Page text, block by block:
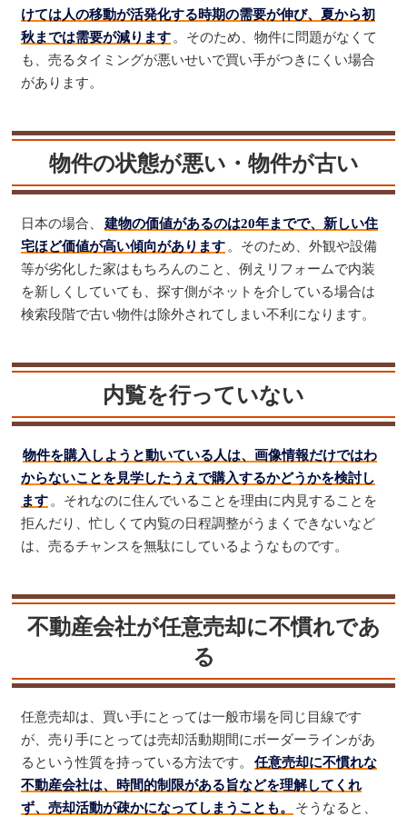
けては人の移動が活発化する時期の需要が伸び、夏から初
秋までは需要が減ります 。そのため、物件に問題がなくて
も、売るタイミングが悪いせいで買い手がつきにくい場合
があります。
物件の状態が悪い・物件が古い
日本の場合、
建物の価値があるのは20年までで、新しい住
宅ほど価値が高い傾向があります 。そのため、外観や設備
等が劣化した家はもちろんのこと、例えリフォームで内装
を新しくしていても、探す側がネットを介している場合は
検索段階で古い物件は除外されてしまい不利になります。
内覧を行っていない
物件を購入しようと動いている人は、画像情報だけではわ
からないことを見学したうえで購入するかどうかを検討し
ます 。それなのに住んでいることを理由に内見することを
拒んだり、忙しくて内覧の日程調整がうまくできないなど
は、売るチャンスを無駄にしているようなものです。
不動産会社が任意売却に不慣れであ
る
任意売却は、買い手にとっては一般市場を同じ目線です
が、売り手にとっては売却活動期間にボーダーラインがあ
るという性質を持っている方法です。
任意売却に不慣れな
不動産会社は、時間的制限がある旨などを理解してくれ
ず、売却活動が疎かになってしまうことも。
そうなると、